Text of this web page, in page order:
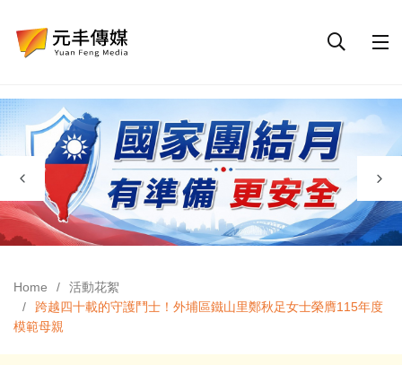
Home
活動花絮
跨越四十載的守護鬥士！外埔區鐵山里鄭秋足女士榮膺115年度
模範母親